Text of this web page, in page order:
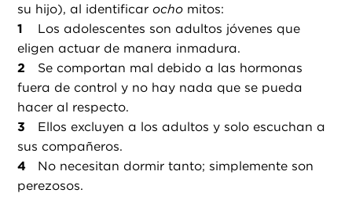
su hijo), al identificarocho mitos:
Los adolescentes son adultos jóvenes que
eligen actuar de manera inmadura.
Se comportan mal debido a las hormonas
fuera de control y no hay nada que se pueda
hacer al respecto.
Ellos excluyen a los adultos y solo escuchan a
sus compañeros.
No necesitan dormir tanto; simplemente son
perezosos.